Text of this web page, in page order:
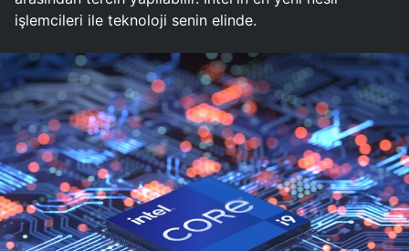
işlemcileri ile teknoloji senin elinde.